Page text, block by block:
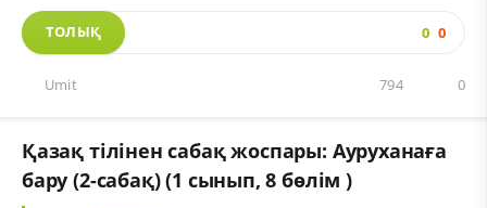
ТОЛЫҚ 0 0
Umit 0
794
Қазақ тілінен сабақ жоспары: Ауруханаға
бару (2-сабақ) (1 сынып, 8 бөлім )